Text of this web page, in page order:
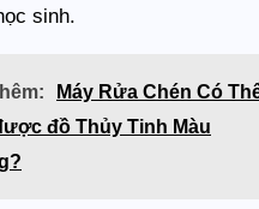
sinh.
Máy Rửa Chén Có
đồ Thủy Tinh Màu